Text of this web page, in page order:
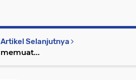
Artikel Selanjutnya
memuat...